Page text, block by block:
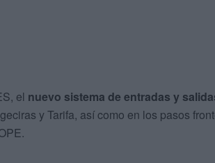
el nuevo sistema de entradas y
y Tarifa, así como en los pasos